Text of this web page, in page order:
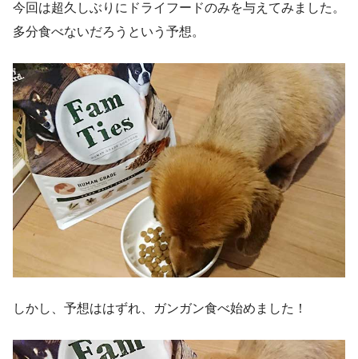
今回は超久しぶりにドライフードのみを与えてみました。
多分食べないだろうという予想。
しかし、予想ははずれ、ガンガン食べ始めました！